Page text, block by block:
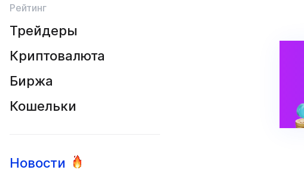
Рейтинг
Трейдеры
Криптовалюта
Биржа
Кошельки
Новости